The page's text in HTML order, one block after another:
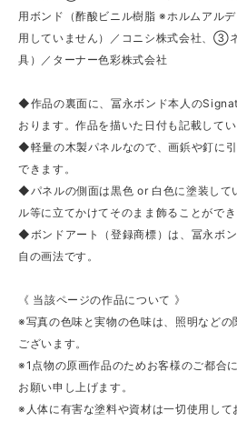
用ボンド（酢酸ビニル樹脂 ※ホルムアル
用していません）／コニシ株式会社、③
具）／ターナー色彩株式会社
◆作品の裏面に、冨永ボンド本人の
おります。作品を描いた日付も記載してい
◆軽量の木製パネルなので、画鋲や釘に
できます。
◆パネルの側面は黒色 or 白色に塗装して
ル等に立てかけてそのまま飾ることができ
◆ボンドアート（登録商標）は、冨永ボ
自の画法です。
《 当該ページの作品について 》
※写真の色味と実物の色味は、照明など
ございます。
※1点物の原画作品のためお客様のご都合
お願い申し上げます。
※人体に有害な塗料や資材は一切使用して